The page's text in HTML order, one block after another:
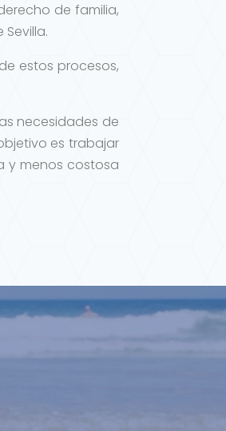
de familia,
estos procesos,
necesidades de
es trabajar
y menos costosa